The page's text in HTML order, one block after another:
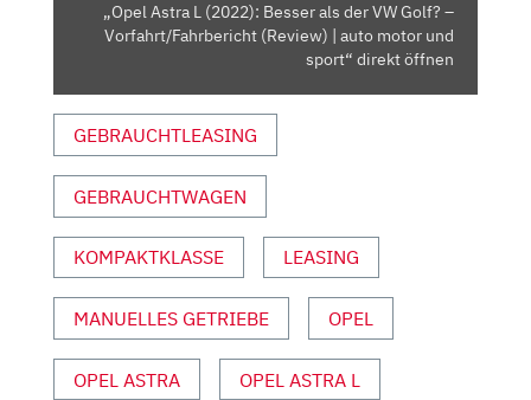
|
AUTO
MOTOR
UND
VON
YOUTUBE
ANZEIGEN
„Opel Astra L (2022): Besser als der VW Golf? –
Vorfahrt/Fahrbericht (Review) | auto motor und
sport“ direkt öffnen
GEBRAUCHTLEASING
GEBRAUCHTWAGEN
KOMPAKTKLASSE LEASING
MANUELLES GETRIEBE OPEL
OPEL ASTRA OPEL ASTRA L